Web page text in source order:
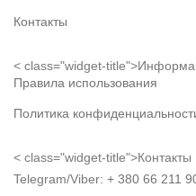
Контакты
< class="widget-
Правила использования
Политика
< class="widget-title">Контакты
Telegram/Viber: + 380 66 211